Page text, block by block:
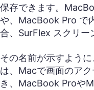
保存できます。
や、MacBook Pro で
合、SurFlex スクリー
その名前が示すよう
は、Macで画面のア
き、MacBook Proや